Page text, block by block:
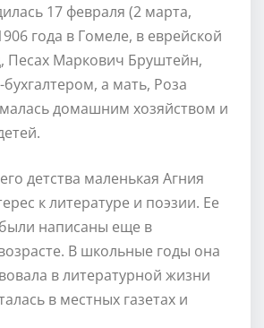
17 февраля (2 марта,
года в Гомеле, в еврейской
Песах Маркович Бруштейн,
а мать, Роза
домашним хозяйством и
детства маленькая Агния
к литературе и поэзии. Ее
написаны еще в
В школьные годы она
в литературной жизни
в местных газетах и